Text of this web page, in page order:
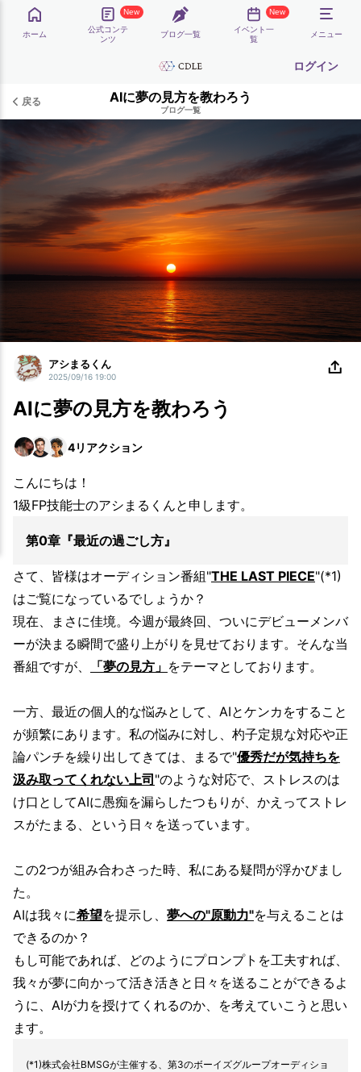
ホーム
New
公式コンテ
ンツ
ブログ一覧
New
イベント一
覧
メニュー
ログイン
戻る AIに夢の見方を教わろう
ブログ一覧
アシまるくん
2025/09/16 19:00
AIに夢の見方を教わろう
4リアクション
こんにちは！
1級FP技能士のアシまるくんと申します。
第0章『最近の過ごし方』
さて、皆様はオーディション番組"THE LAST PIECE"(*1)
はご覧になっているでしょうか？
現在、まさに佳境。今週が最終回、ついにデビューメンバ
ーが決まる瞬間で盛り上がりを見せております。そんな当
番組ですが、
「夢の見方」 をテーマとしております。
一方、最近の個人的な悩みとして、AIとケンカをすること
が頻繁にあります。私の悩みに対し、杓子定規な対応や正
論パンチを繰り出してきては、まるで"優秀だが気持ちを
汲み取ってくれない上司 "のような対応で、ストレスのは
け口としてAIに愚痴を漏らしたつもりが、かえってストレ
スがたまる、という日々を送っています。
この2つが組み合わさった時、私にある疑問が浮かびまし
た。
AIは我々に希望を提示し、 夢への"原動力"を与えることは
できるのか？
もし可能であれば、どのようにプロンプトを工夫すれば、
我々が夢に向かって活き活きと日々を送ることができるよ
うに、AIが力を授けてくれるのか、を考えていこうと思い
ます。
(*1)株式会社BMSGが主催する、第3のボーイズグループオーディショ